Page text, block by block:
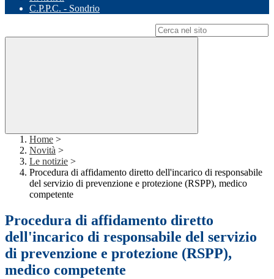
C.P.P.C. - Sondrio
Home >
Novità >
Le notizie >
Procedura di affidamento diretto dell'incarico di responsabile
del servizio di prevenzione e protezione (RSPP), medico
competente
Procedura di affidamento diretto
dell'incarico di responsabile del servizio
di prevenzione e protezione (RSPP),
medico competente